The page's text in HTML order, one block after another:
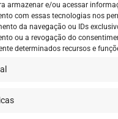
armazenar e/ou acessar
com essas tecnologias nos
da navegação ou IDs
ou a revogação do
determinados recursos e
Horário de